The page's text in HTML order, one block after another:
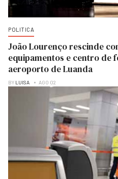
POLITICA
João Lourenço rescinde
equipamentos e centro de
aeroporto de Luanda
BY LUISA AGO 02